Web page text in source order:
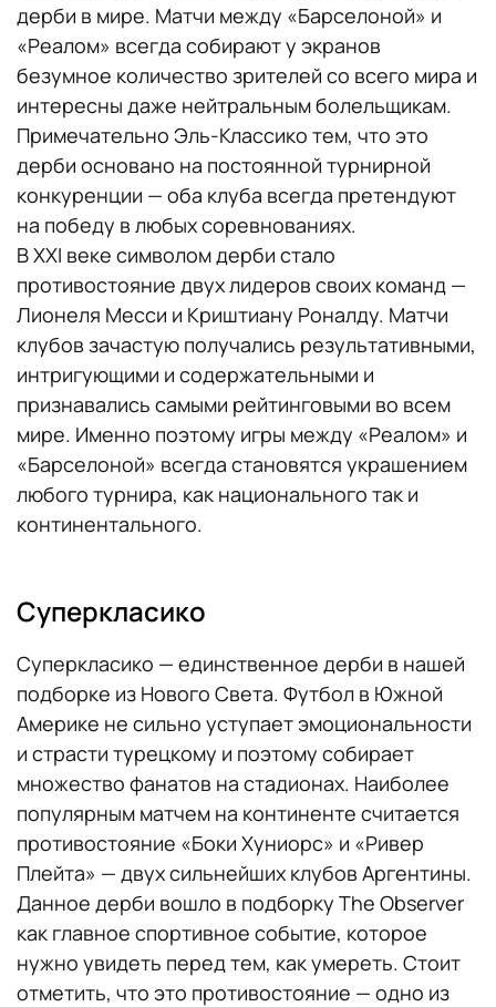
дерби в мире. Матчи между «Барселоной» и
«Реалом» всегда собирают у экранов
безумное количество зрителей со всего мира и
интересны даже нейтральным болельщикам.
Примечательно Эль-Классико тем, что это
дерби основано на постоянной турнирной
конкуренции — оба клуба всегда претендуют
на победу в любых соревнованиях.
В XXI веке символом дерби стало
противостояние двух лидеров своих команд —
Лионеля Месси и Криштиану Роналду. Матчи
клубов зачастую получались результативными,
интригующими и содержательными и
признавались самыми рейтинговыми во всем
мире. Именно поэтому игры между «Реалом» и
«Барселоной» всегда становятся украшением
любого турнира, как национального так и
континентального.
Суперкласико
Суперкласико — единственное дерби в нашей
подборке из Нового Света. Футбол в Южной
Америке не сильно уступает эмоциональности
и страсти турецкому и поэтому собирает
множество фанатов на стадионах. Наиболее
популярным матчем на континенте считается
противостояние «Боки Хуниорс» и «Ривер
Плейта» — двух сильнейших клубов Аргентины.
Данное дерби вошло в подборку The Observer
как главное спортивное событие, которое
нужно увидеть перед тем, как умереть. Стоит
отметить, что это противостояние — одно из